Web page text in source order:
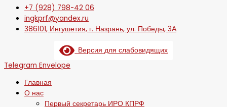
+7 (928) 798-42 06
ingkprf@yandex.ru
386101, Ингушетия, г. Назрань, ул. Победы, 3А
Версия для слабовидящих
Telegram Envelope
Главная
О нас
Первый секретарь ИРО КПРФ